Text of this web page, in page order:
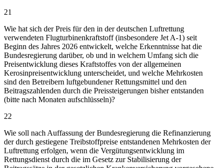
21
Wie hat sich der Preis für den in der deutschen Luftrettung
verwendeten Flugturbinenkraftstoff (insbesondere Jet A-1) seit
Beginn des Jahres 2026 entwickelt, welche Erkenntnisse hat die
Bundesregierung darüber, ob und in welchem Umfang sich die
Preisentwicklung dieses Kraftstoffes von der allgemeinen
Kerosinpreisentwicklung unterscheidet, und welche Mehrkosten
sind den Betreibern luftgebundener Rettungsmittel und den
Beitragszahlenden durch die Preissteigerungen bisher entstanden
(bitte nach Monaten aufschlüsseln)?
22
Wie soll nach Auffassung der Bundesregierung die Refinanzierung
der durch gestiegene Treibstoffpreise entstandenen Mehrkosten der
Luftrettung erfolgen, wenn die Vergütungsentwicklung im
Rettungsdienst durch die im Gesetz zur Stabilisierung der